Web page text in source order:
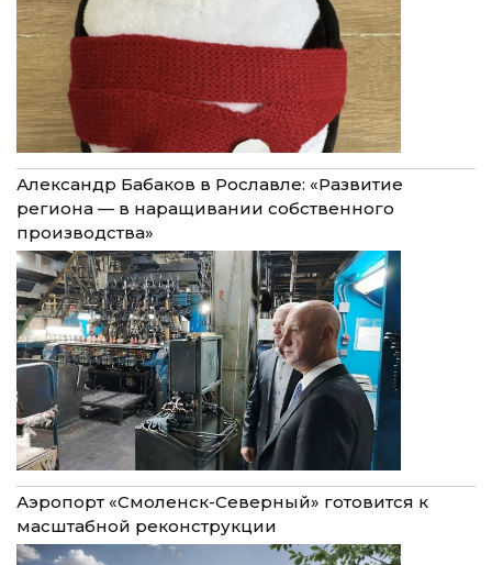
Александр Бабаков в Рославле: «Развитие
региона — в наращивании собственного
производства»
Аэропорт «Смоленск-Северный» готовится к
масштабной реконструкции